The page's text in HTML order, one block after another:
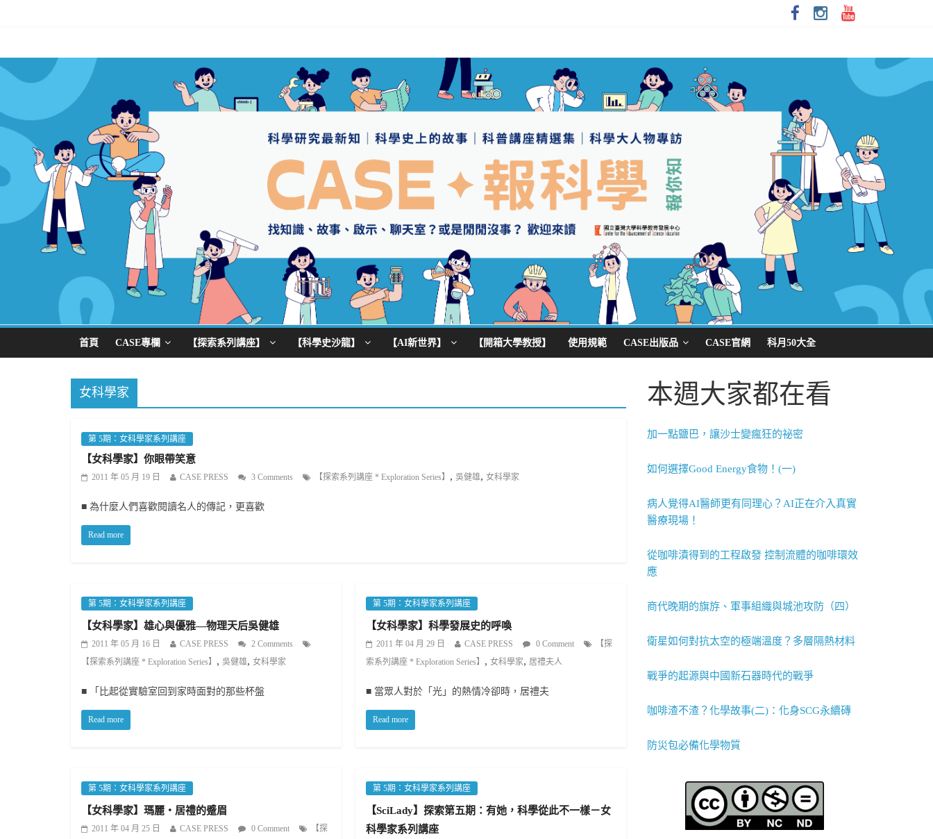
首頁 CASE專欄 【探索系列講座】 【科學史沙龍】 【AI新世界】 【開箱大學教授】 使用規範 CASE出版品 CASE官網 科月50大全
女科學家
第 5期：女科學家系列講座
【女科學家】你眼帶笑意
2011 年 05 月 19 日 CASE PRESS 3 Comments 【探索系列講座 * Exploration Series】 , 吳健雄, 女科學家
■ 為什麼人們喜歡閱讀名人的傳記，更喜歡
Read more
第 5期：女科學家系列講座
【女科學家】雄心與優雅—物理天后吳健雄
2011 年 05 月 16 日 CASE PRESS
2 Comments
【探索系列講座 * Exploration Series】 , 吳健雄, 女科學家
■ 「比起從實驗室回到家時面對的那些杯盤
Read more
第 5期：女科學家系列講座
【女科學家】科學發展史的呼喚
2011 年 04 月 29 日 CASE PRESS 0 Comment
【探
索系列講座 * Exploration Series】 ,女科學家, 居禮夫人
■ 當眾人對於「光」的熱情冷卻時，居禮夫
Read more
第 5期：女科學家系列講座
【女科學家】瑪麗‧居禮的蹙眉
2011 年 04 月 25 日 CASE PRESS 0 Comment
【探
第 5期：女科學家系列講座
【SciLady】探索第五期：有她，科學從此不一樣－女
科學家系列講座
本週大家都在看
加一點鹽巴，讓沙士變瘋狂的祕密
如何選擇Good Energy食物！(一)
病人覺得AI醫師更有同理心？AI正在介入真實
醫療現場！
從咖啡漬得到的工程啟發 控制流體的咖啡環效
應
商代晚期的旗斿、軍事組織與城池攻防（四）
衛星如何對抗太空的極端溫度？多層隔熱材料
戰爭的起源與中國新石器時代的戰爭
咖啡渣不渣？化學故事(二)：化身SCG永續磚
防災包必備化學物質